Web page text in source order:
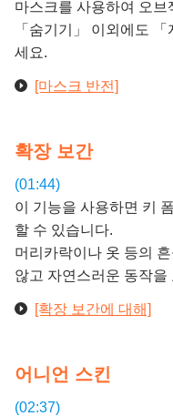
마스크를 사용하여 오
「숨기기」 이외에도
세요.
[마스크 반전]
확장 보간
(01:44)
이 기능을 사용하면 키
할 수 있습니다.
머리카락이나 옷 등의
않고 자연스러운 동작을
[확장 보간에 대해]
어니언 스킨
(02:37)